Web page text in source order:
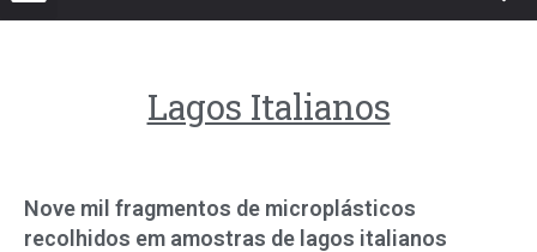
Lagos Italianos
Nove mil fragmentos de microplásticos
recolhidos em amostras de lagos italianos